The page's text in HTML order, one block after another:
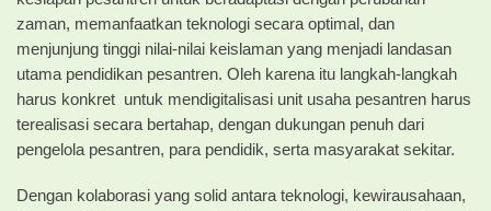
zaman, memanfaatkan teknologi secara optimal, dan
menjunjung tinggi nilai-nilai keislaman yang menjadi landasan
utama pendidikan pesantren. Oleh karena itu langkah-langkah
harus konkret untuk mendigitalisasi unit usaha pesantren harus
terealisasi secara bertahap, dengan dukungan penuh dari
pengelola pesantren, para pendidik, serta masyarakat sekitar.
Dengan kolaborasi yang solid antara teknologi, kewirausahaan,